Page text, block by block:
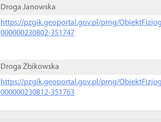
Droga Janowska
https://pzgik.geoportal.gov.pl/prng/
000000230802-351747
Droga Żbikowska
https://pzgik.geoportal.gov.pl/prng/
000000230812-351763